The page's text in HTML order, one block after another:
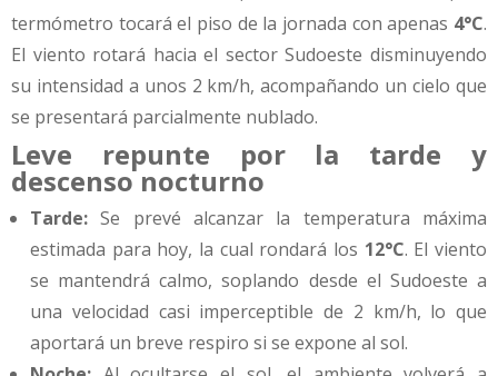
termómetro tocará el piso de la jornada con apenas 4°C.
El viento rotará hacia el sector Sudoeste disminuyendo
su intensidad a unos 2 km/h, acompañando un cielo que
se presentará parcialmente nublado.
Leve repunte por la tarde y
descenso nocturno
Tarde: Se prevé alcanzar la temperatura máxima
estimada para hoy, la cual rondará los 12°C. El viento
se mantendrá calmo, soplando desde el Sudoeste a
una velocidad casi imperceptible de 2 km/h, lo que
aportará un breve respiro si se expone al sol.